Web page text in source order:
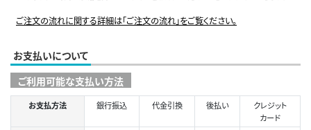
ご注文の流れに関する詳細は「ご注文の流れ」をご覧ください。
お支払いについて
ご利用可能な支払い方法
お支払方法 銀行振込 代金引換 後払い
クレジット
カード